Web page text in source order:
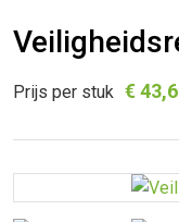
Prijs per stuk €